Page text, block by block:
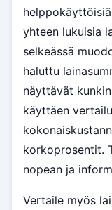
yhteen lukuisia
selkeässä
haluttu
näyttävät
käyttäen
korkoprosentit.
nopean ja
Vertaile myös